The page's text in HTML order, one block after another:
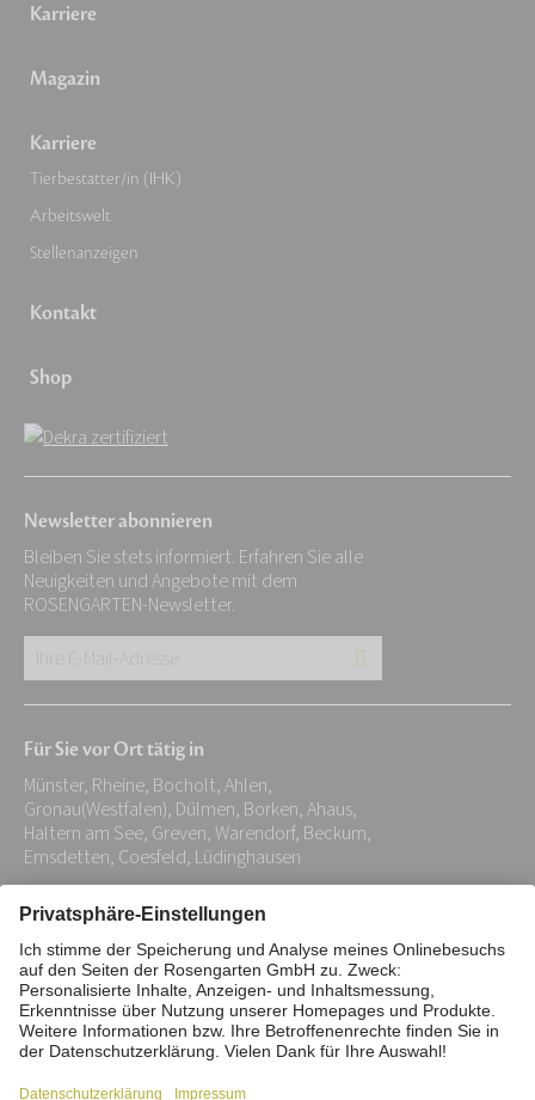
Karriere
Magazin
Karriere
Tierbestatter/in (IHK)
Arbeitswelt
Stellenanzeigen
Kontakt
Shop
Newsletter abonnieren
Bleiben Sie stets informiert. Erfahren Sie alle
Neuigkeiten und Angebote mit dem
ROSENGARTEN-Newsletter.
Adresse:
*
Für Sie vor Ort tätig in
Münster, Rheine, Bocholt, Ahlen,
Gronau(Westfalen), Dülmen, Borken, Ahaus,
Haltern am See, Greven, Warendorf, Beckum,
Emsdetten, Coesfeld, Lüdinghausen
Impressum Datenschutz
Stiftung
Interne Meldestelle
Zahlungsmittel
Barrierefreiheitserklärung
Vertrag widerrufen